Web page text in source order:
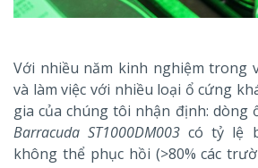
Với nhiều năm kinh nghiệm trong
và làm việc với nhiều loại ổ cứng
gia của chúng tôi nhận định: dòng
Barracuda ST1000DM003 có tỷ lệ
không thể phục hồi (>80% các